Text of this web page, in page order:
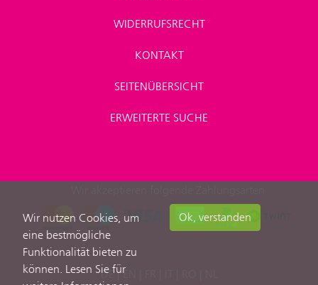
WIDERRUFSRECHT
KONTAKT
SEITENÜBERSICHT
ERWEITERTE SUCHE
DE|EN
Wir nutzen Cookies, um
eine bestmögliche
Funktionalität bieten zu
können. Lesen Sie für
Ok, verstanden